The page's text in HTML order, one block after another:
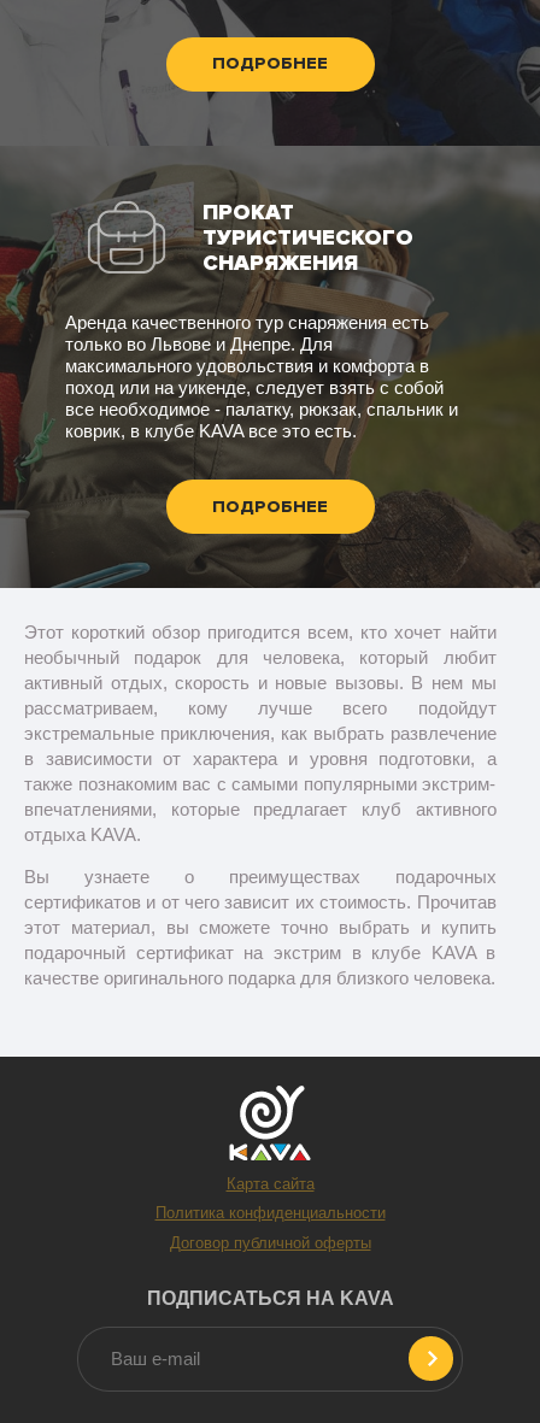
ПОДРОБНЕЕ
ПРОКАТ
ТУРИСТИЧЕСКОГО
СНАРЯЖЕНИЯ
Аренда качественного тур снаряжения есть
только во Львове и Днепре. Для
максимального удовольствия и комфорта в
поход или на уикенде, следует взять с собой
все необходимое - палатку, рюкзак, спальник и
коврик, в клубе KAVA все это есть.
ПОДРОБНЕЕ
Этот короткий обзор пригодится всем, кто хочет найти
необычный подарок для человека, который любит
активный отдых, скорость и новые вызовы. В нем мы
рассматриваем, кому лучше всего подойдут
экстремальные приключения, как выбрать развлечение
в зависимости от характера и уровня подготовки, а
также познакомим вас с самыми популярными экстрим-
впечатлениями, которые предлагает клуб активного
отдыха KAVA.
Вы узнаете о преимуществах подарочных
сертификатов и от чего зависит их стоимость. Прочитав
этот материал, вы сможете точно выбрать и купить
подарочный сертификат на экстрим в клубе KAVA в
качестве оригинального подарка для близкого человека.
Карта сайта
Политика конфиденциальности
Договор публичной оферты
ПОДПИСАТЬСЯ НА KAVA